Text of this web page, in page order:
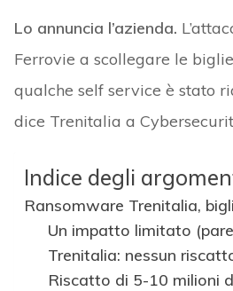
Lo annuncia l’azienda.
Ferrovie a scollegare le
qualche self service è stato
dice Trenitalia a
Indice degli
Ransomware Trenitalia,
Un impatto limitato
Trenitalia: nessun
Riscatto di 5-10 milioni